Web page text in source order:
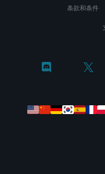
条款和条件